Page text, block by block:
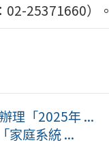
02-25371660）。
理「2025年 ...
家庭系統 ...